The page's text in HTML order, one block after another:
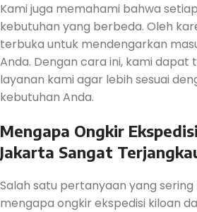
Kami juga memahami bahwa
kebutuhan yang berbeda. Oleh
terbuka untuk mendengarkan
Anda. Dengan cara ini, kami dapat
layanan kami agar lebih sesuai
kebutuhan Anda.
Mengapa Ongkir
Jakarta Sangat
Salah satu pertanyaan yang
mengapa ongkir ekspedisi kiloan